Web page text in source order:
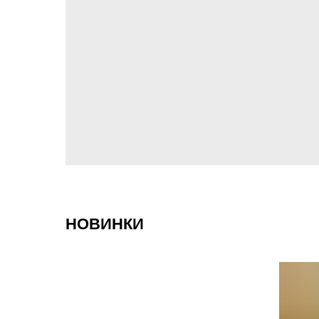
НОВИНКИ